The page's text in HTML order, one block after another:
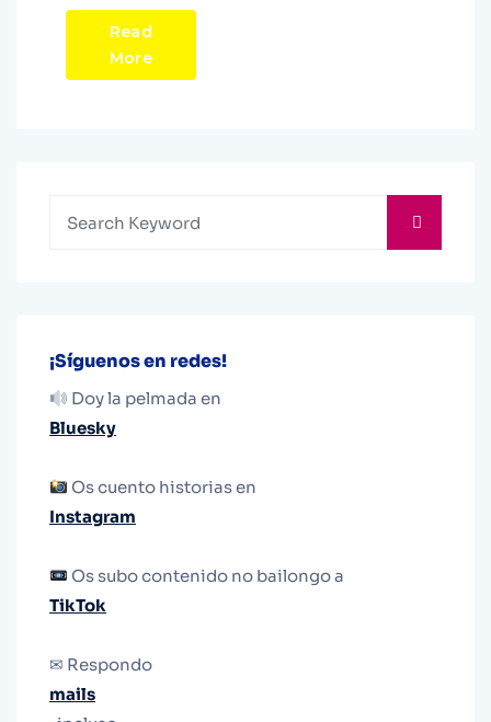
Read
More
¡Síguenos en redes!
Doy la pelmada en
Bluesky
Os cuento historias en
Instagram
Os subo contenido no bailongo a
TikTok
✉ Respondo
mails